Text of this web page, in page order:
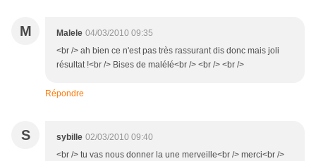
M Malele 04/03/2010 09:35
<br /> ah bien ce n'est pas très rassurant dis donc mais joli
résultat !<br /> Bises de malélé<br /> <br /> <br />
Répondre
S sybille 02/03/2010 09:40
<br /> tu vas nous donner la une merveille<br /> merci<br />